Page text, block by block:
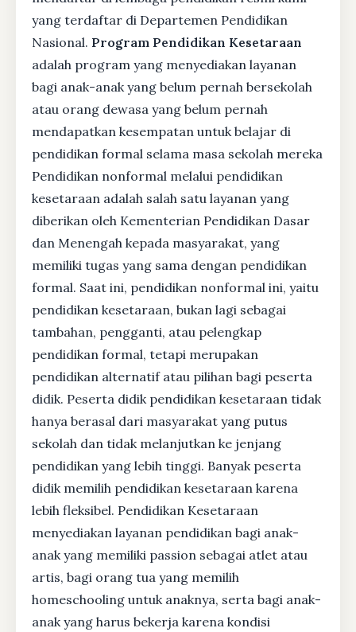
yang terdaftar di Departemen Pendidikan
Nasional. Program Pendidikan Kesetaraan
adalah program yang menyediakan layanan
bagi anak-anak yang belum pernah bersekolah
atau orang dewasa yang belum pernah
mendapatkan kesempatan untuk belajar di
pendidikan formal selama masa sekolah mereka
Pendidikan nonformal melalui pendidikan
kesetaraan adalah salah satu layanan yang
diberikan oleh Kementerian Pendidikan Dasar
dan Menengah kepada masyarakat, yang
memiliki tugas yang sama dengan pendidikan
formal. Saat ini, pendidikan nonformal ini, yaitu
pendidikan kesetaraan, bukan lagi sebagai
tambahan, pengganti, atau pelengkap
pendidikan formal, tetapi merupakan
pendidikan alternatif atau pilihan bagi peserta
didik. Peserta didik pendidikan kesetaraan tidak
hanya berasal dari masyarakat yang putus
sekolah dan tidak melanjutkan ke jenjang
pendidikan yang lebih tinggi. Banyak peserta
didik memilih pendidikan kesetaraan karena
lebih fleksibel. Pendidikan Kesetaraan
menyediakan layanan pendidikan bagi anak-
anak yang memiliki passion sebagai atlet atau
artis, bagi orang tua yang memilih
homeschooling untuk anaknya, serta bagi anak-
anak yang harus bekerja karena kondisi